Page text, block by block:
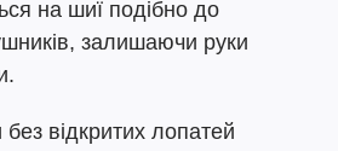
на шиї подібно до
залишаючи руки
без відкритих лопатей